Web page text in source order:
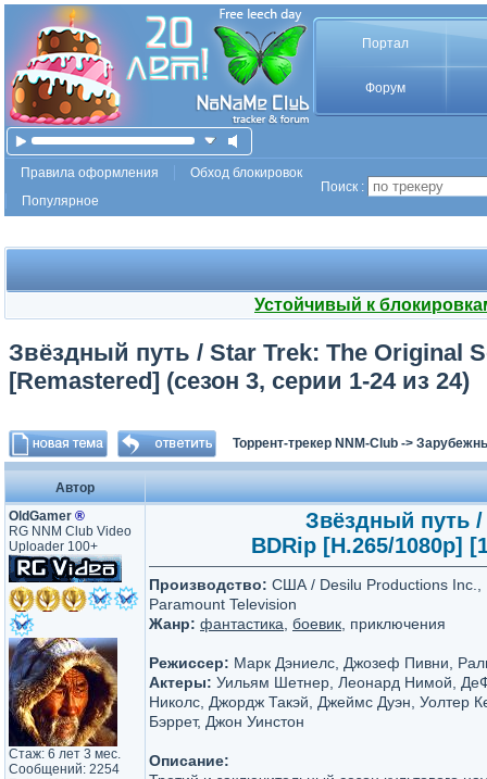
Портал
Форум
Правила оформления
Обход блокировок
Популярное
Поиск :
Устойчивый к
Звёздный путь / Star Trek: The Original
[Remastered] (сезон 3, серии 1-24 из 24)
Торрент-трекер NNM-Club ->
Автор
OldGamer ®
RG NNM Club Video
Uploader 100+
Стаж: 6 лет 3 мес.
Сообщений: 2254
Звёздный путь /
BDRip [H.265/1080p]
Производство: США / Desilu Productions Inc.,
Paramount Television
Жанр: фантастика боевик , приключения
Режиссер: Марк Дэниелс, Джозеф Пивни,
Актеры: Уильям Шетнер, Леонард Нимой,
Николс, Джордж Такэй, Джеймс Дуэн, Уолтер
Бэррет, Джон Уинстон
Описание: